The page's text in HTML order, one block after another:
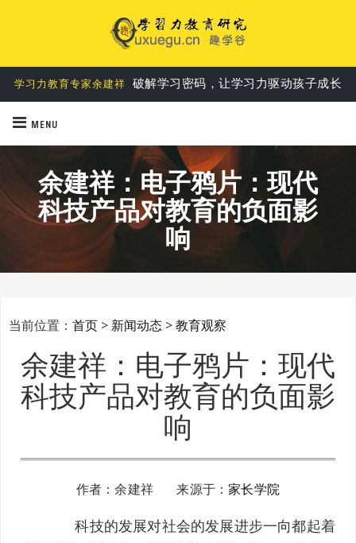
学习力六要素说 第一个基于实践的学习力教育理论
学习力教育专家余建祥 破解学习密码，让学习力驱动孩子成长
MENU
余建祥：电子鸦片：现代
科技产品对教育的负面影
响
当前位置： 首页 > 新闻动态 >教育观察
余建祥：电子鸦片：现代
科技产品对教育的负面影
响
作者：余建祥 来源于：家长学院
科技的发展对社会的发展进步一向都起着